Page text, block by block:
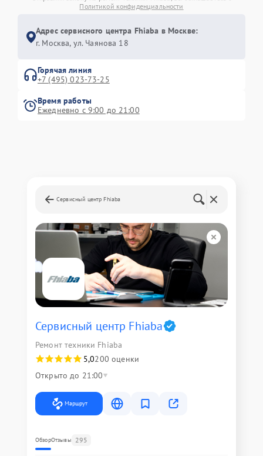
Политикой конфиденциальности
Адрес сервисного центра Fhiaba в Москве:
г. Москва, ул. Чаянова 18
Горячая линия
+7 (495) 023-73-25
Время работы
Ежедневно с 9:00 до 21:00
Сервисный центр Fhiaba
Сервисный центр Fhiaba
Ремонт техники Fhiaba
5,0200 оценки
Открыто до 21:00
Маршрут
ОбзорОтзывы 295